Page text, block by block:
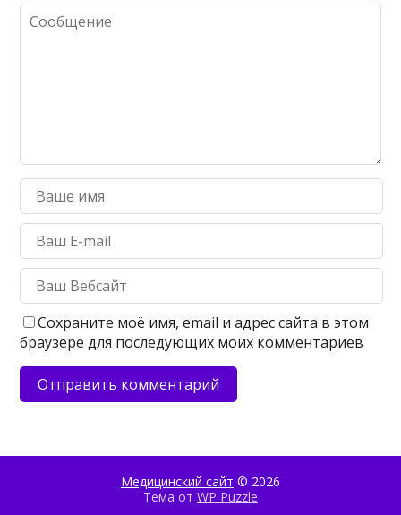
Сохраните моё имя, email и адрес сайта в этом
браузере для последующих моих комментариев
Медицинский сайт © 2026
Тема от WP Puzzle